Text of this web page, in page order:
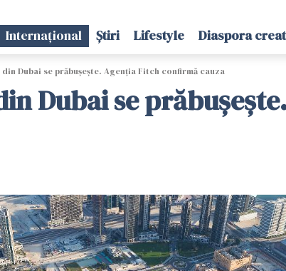
Internațional Știri Lifestyle Diaspora
Dubai se prăbușește. Agenția Fitch confirmă cauza
Dubai se